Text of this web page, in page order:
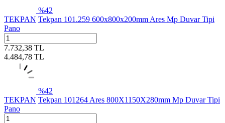
%42
TEKPAN Tekpan 101.259 600x800x200mm Ares Mp Duvar Tipi
Pano
7.732,38 TL
4.484,78 TL
%42
TEKPAN Tekpan 101264 Ares 800X1150X280mm Mp Duvar Tipi
Pano